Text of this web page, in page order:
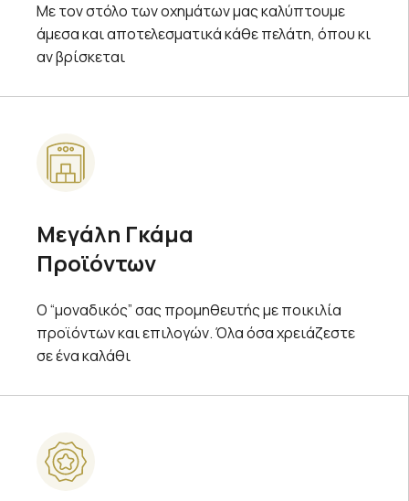
Με τον στόλο των οχημάτων μας καλύπτουμε
άμεσα και αποτελεσματικά κάθε πελάτη, όπου κι
αν βρίσκεται
Μεγάλη Γκάμα
Προϊόντων
Ο “μοναδικός” σας προμηθευτής με ποικιλία
προϊόντων και επιλογών. Όλα όσα χρειάζεστε
σε ένα καλάθι